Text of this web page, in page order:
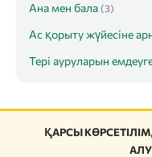
Ана мен бала (3)
Ас қорыту жүйесіне
Тері ауруларын
ҚАРСЫ